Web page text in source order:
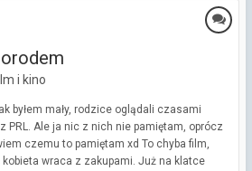
i kino
byłem mały, rodzice oglądali czasami
PRL. Ale ja nic z nich nie pamiętam, oprócz
czemu to pamiętam xd To chyba film,
kobieta wraca z zakupami. Już na klatce